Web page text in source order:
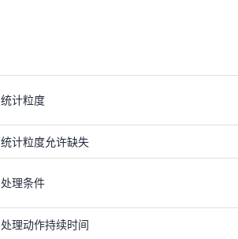
处理动作持续时间
调整优先级
统计粒度
统计粒度允许缺失
处理条件
处理动作持续时间